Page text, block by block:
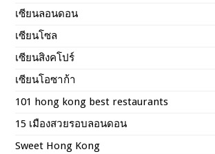
เซียนลอนดอน
เซียนโซล
เซียนสิงคโปร์
เซียนโอซาก้า
101 hong kong best restaurants
15 เมืองสวยรอบลอนดอน
Sweet Hong Kong